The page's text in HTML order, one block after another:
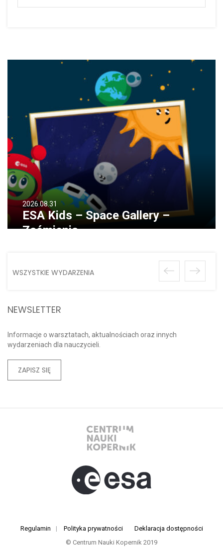
2026.08.31
ESA Kids – Space Gallery –
Zaćmienia
WSZYSTKIE WYDARZENIA
NEWSLETTER
Informacje o warsztatach, aktualnościach oraz innych
wydarzeniach dla nauczycieli.
ZAPISZ SIĘ
Regulamin | Polityka prywatności
Deklaracja dostępności
© Centrum Nauki Kopernik 2019